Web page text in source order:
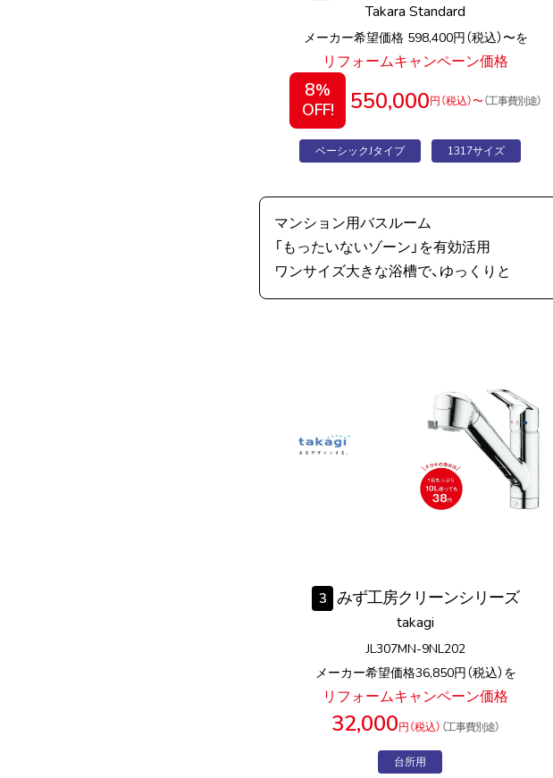
Takara Standard
メーカー希望価格 598,400円（税込）〜を
リフォームキャンペーン価格
8%
OFF!
550,000円（税込）〜（工事費別途）
ベーシックJタイプ 1317サイズ
マンション用バスルーム
「もったいないゾーン」を有効活用
ワンサイズ大きな浴槽で、ゆっくりと
3 みず工房クリーンシリーズ
takagi
JL307MN-9NL202
メーカー希望価格36,850円（税込）を
リフォームキャンペーン価格
32,000円（税込） （工事費別途）
台所用